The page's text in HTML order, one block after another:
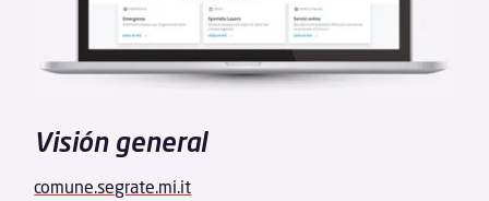
Visión general
comune.segrate.mi.it